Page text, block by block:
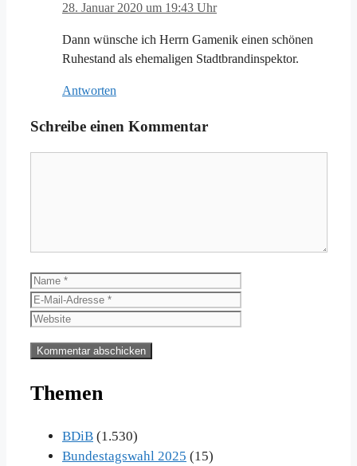
28. Januar 2020 um 19:43 Uhr
Dann wünsche ich Herrn Gamenik einen schönen
Ruhestand als ehemaligen Stadtbrandinspektor.
Antworten
Schreibe einen Kommentar
Name
Themen
BDiB (1.530)
Bundestagswahl 2025 (15)